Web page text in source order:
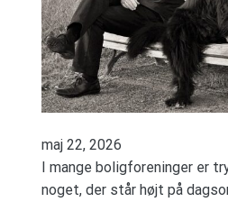
maj 22, 2026
I mange boligforeninger er
noget, der står højt på